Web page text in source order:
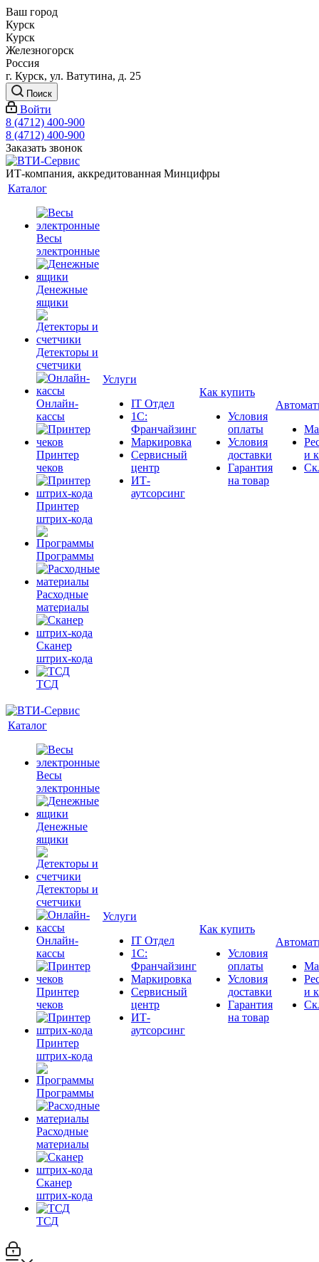
Ваш город
Курск
Курск
Железногорск
Россия
г. Курск, ул. Ватутина, д. 25
Поиск
Войти
8 (4712) 400-900
8 (4712) 400-900
Заказать звонок
ИТ-компания, аккредитованная Минцифры
Каталог
Весы
электронные
Денежные
ящики
Детекторы и
счетчики
Онлайн-
кассы
Принтер
чеков
Принтер
штрих-кода
Программы
Расходные
материалы
Сканер
штрих-кода
ТСД
Услуги
IT Отдел
1С:
Франчайзинг
Маркировка
Сервисный
центр
ИТ-
аутсорсинг
Как купить
Условия
оплаты
Условия
доставки
Гарантия
на товар
и
Каталог
Весы
электронные
Денежные
ящики
Детекторы и
счетчики
Онлайн-
кассы
Принтер
чеков
Принтер
штрих-кода
Программы
Расходные
материалы
Сканер
штрих-кода
ТСД
Услуги
IT Отдел
1С:
Франчайзинг
Маркировка
Сервисный
центр
ИТ-
аутсорсинг
Как купить
Условия
оплаты
Условия
доставки
Гарантия
на товар
и